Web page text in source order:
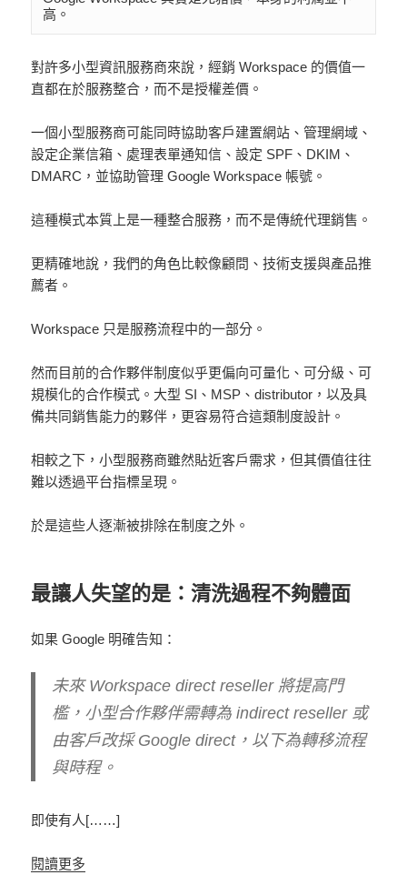
高。
對許多小型資訊服務商來說，經銷 Workspace 的價值一
直都在於服務整合，而不是授權差價。
一個小型服務商可能同時協助客戶建置網站、管理網域、
設定企業信箱、處理表單通知信、設定 SPF、DKIM、
DMARC，並協助管理 Google Workspace 帳號。
這種模式本質上是一種整合服務，而不是傳統代理銷售。
更精確地說，我們的角色比較像顧問、技術支援與產品推
薦者。
Workspace 只是服務流程中的一部分。
然而目前的合作夥伴制度似乎更偏向可量化、可分級、可
規模化的合作模式。大型 SI、MSP、distributor，以及具
備共同銷售能力的夥伴，更容易符合這類制度設計。
相較之下，小型服務商雖然貼近客戶需求，但其價值往往
難以透過平台指標呈現。
於是這些人逐漸被排除在制度之外。
最讓人失望的是：清洗過程不夠體面
如果 Google 明確告知：
未來 Workspace direct reseller 將提高門
檻，小型合作夥伴需轉為 indirect reseller 或
由客戶改採 Google direct，以下為轉移流程
與時程。
即使有人[……]
閱讀更多